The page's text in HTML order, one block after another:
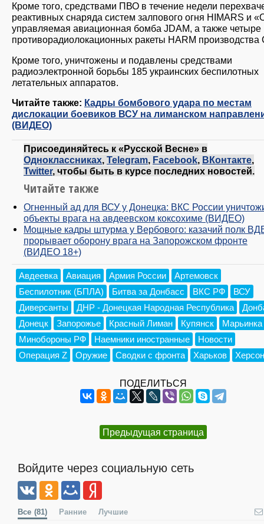
Кроме того, средствами ПВО в течение недели
реактивных снаряда систем залпового огня HIMARS и
управляемая авиационная бомба JDAM, а также четыре
противорадиолокационных ракеты HARM
Кроме того, уничтожены и подавлены средствами
радиоэлектронной борьбы 185 украинских беспилотных
летательных аппаратов.
Читайте также: Кадры бомбового удара по местам
дислокации боевиков ВСУ на лиманском
(ВИДЕО)
Присоединяйтесь к «Русской Весне» в
Одноклассниках, Telegram, Facebook, ВКонтакте,
Twitter, чтобы быть в курсе последних новостей.
Читайте также
Огненный ад для ВСУ у Донецка: ВКС России
объекты врага на авдеевском коксохиме (ВИДЕО)
Мощные кадры штурма у Вербового: казачий полк
прорывает оборону врага на Запорожском фронте
(ВИДЕО 18+)
Авдеевка Авиация Армия России
Артемовск
Беспилотник (БПЛА)
Битва за Донбасс ВКС РФ
ВСУ
Диверсанты
ДНР - Донецкая Народная Республика
Донецк
Запорожье Красный Лиман Купянск
Марьинка
Минобороны РФ
Наемники иностранные
Новости
Операция Z
Оружие Сводки с фронта Харьков Херсон
ПОДЕЛИТЬСЯ
Предыдущая страница
Войдите через социальную сеть
Все (81) Ранние Лучшие